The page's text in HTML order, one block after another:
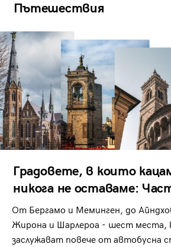
Пътешествия
Градовете, в които
никога не оставаме:
От Бергамо и Меминген, до
Жирона и Шарлероа - шест места,
заслужават повече от автобусна